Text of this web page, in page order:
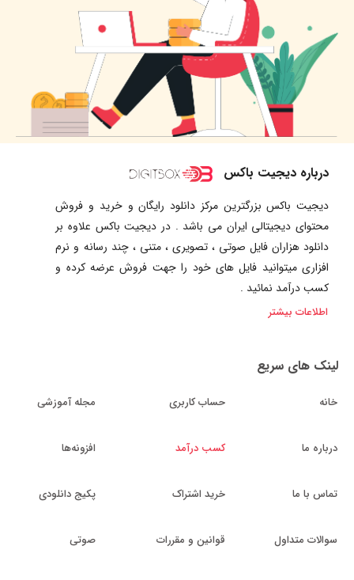
درباره دیجیت باکس
دیجیت باکس بزرگترین مرکز دانلود رایگان و خرید و فروش
محتوای دیجیتالی ایران می باشد . در دیجیت باکس علاوه بر
دانلود هزاران فایل صوتی ، تصویری ، متنی ، چند رسانه و نرم
افزاری میتوانید فایل های خود را جهت فروش عرضه کرده و
کسب درآمد نمائید .
اطلاعات بیشتر
لینک های سریع
خانه
درباره ما
تماس با ما
سوالات متداول
حساب کاربری
کسب درآمد
خرید اشتراک
قوانین و مقررات
مجله آموزشی
افزونه‌ها
پکیج دانلودی
صوتی